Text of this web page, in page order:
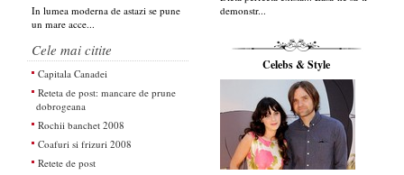
In lumea moderna de astazi se pune
un mare acce...
demonstr...
Cele mai citite
Capitala Canadei
Reteta de post: mancare de prune
dobrogeana
Rochii banchet 2008
Coafuri si frizuri 2008
Retete de post
Celebs & Style